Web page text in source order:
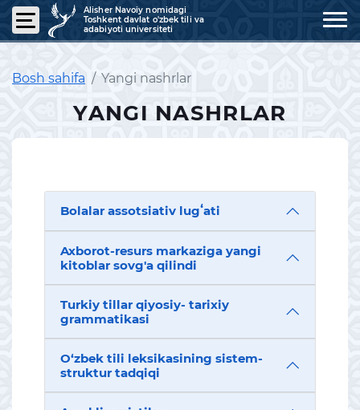
Alisher Navoiy nomidagi
Toshkent davlat o'zbek tili va
adabiyoti universiteti
Bosh sahifa Yangi nashrlar
YANGI NASHRLAR
Bolalar assotsiativ lugʻati
Axborot-resurs markaziga yangi
kitoblar sovg'a qilindi
Turkiy tillar qiyosiy- tarixiy
grammatikasi
O‘zbek tili leksikasining sistem-
struktur tadqiqi